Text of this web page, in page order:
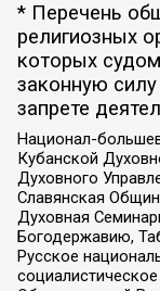
* Перечень
религиозных
которых
законную
запрете
Национал-
Кубанской
Духовного
Славянская
Духовная
Богодержавию,
Русское